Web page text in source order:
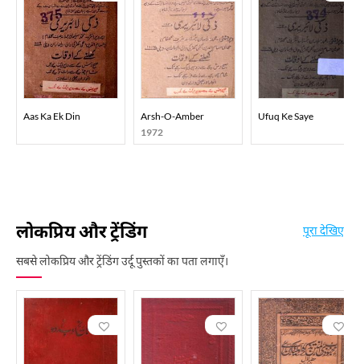
Aas Ka Ek Din
Arsh-O-Amber
1972
Ufuq Ke Saye
लोकप्रिय और ट्रेंडिंग
सबसे लोकप्रिय और ट्रेंडिंग उर्दू पुस्तकों का पता लगाएँ।
पूरा देखिए